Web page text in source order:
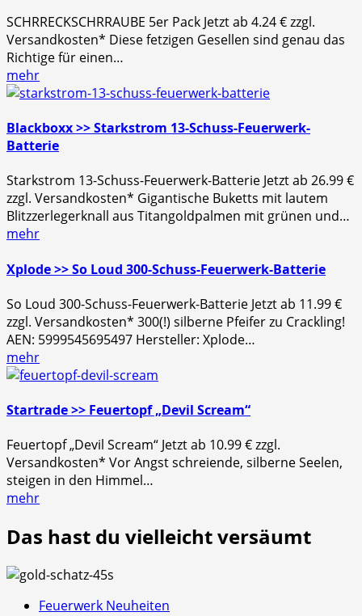
SCHRRECKSCHRRAUBE 5er Pack Jetzt ab 4.24 € zzgl.
Versandkosten* Diese fetzigen Gesellen sind genau das
Richtige für einen…
mehr
Blackboxx >> Starkstrom 13-Schuss-Feuerwerk-
Batterie
Starkstrom 13-Schuss-Feuerwerk-Batterie Jetzt ab 26.99 €
zzgl. Versandkosten* Gigantische Buketts mit lautem
Blitzzerlegerknall aus Titangoldpalmen mit grünen und…
mehr
Xplode >> So Loud 300-Schuss-Feuerwerk-Batterie
So Loud 300-Schuss-Feuerwerk-Batterie Jetzt ab 11.99 €
zzgl. Versandkosten* 300(!) silberne Pfeifer zu Crackling!
AEN: 5999545695497 Hersteller: Xplode…
mehr
Startrade >> Feuertopf „Devil Scream“
Feuertopf „Devil Scream“ Jetzt ab 10.99 € zzgl.
Versandkosten* Vor Angst schreiende, silberne Seelen,
steigen in den Himmel…
mehr
Das hast du vielleicht versäumt
Feuerwerk Neuheiten